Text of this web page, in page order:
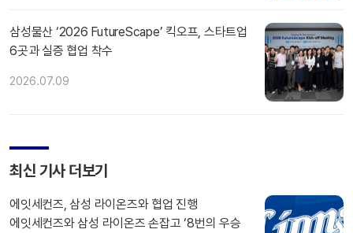
삼성물산 ‘2026 FutureScape’ 킥오프, 스타트업
6곳과 실증 협업 착수
2026.07.09
최신 기사 더보기
에잇세컨즈, 삼성 라이온즈와 협업 진행
에잇세컨즈와 삼성 라이온즈 손잡고 ‘8번의 우승